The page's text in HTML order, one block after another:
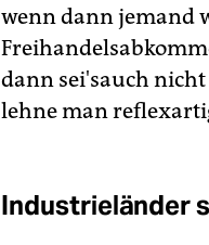
wenn dann jemand
dann sei'sauch nicht
lehne man
Industrieländer